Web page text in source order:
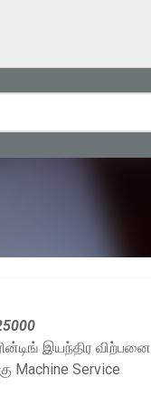
இயந்திர விற்பனை
Machine Service